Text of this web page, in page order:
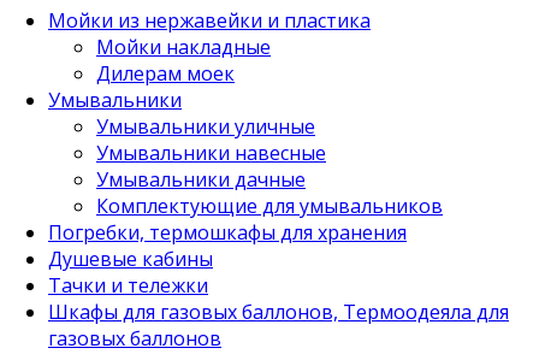
Мойки из нержавейки и пластика
Мойки накладные
Дилерам моек
Умывальники
Умывальники уличные
Умывальники навесные
Умывальники дачные
Комплектующие для умывальников
Погребки, термошкафы для хранения
Душевые кабины
Тачки и тележки
Шкафы для газовых баллонов, Термоодеяла для
газовых баллонов